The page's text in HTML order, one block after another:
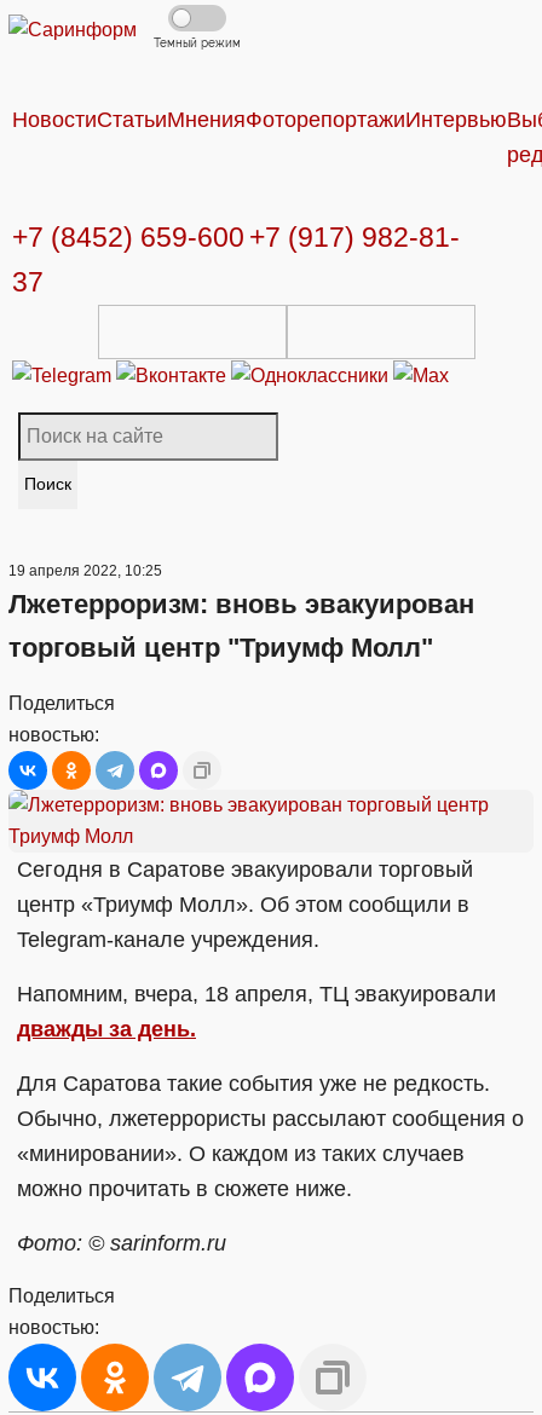
Темный режим
НовостиСтатьиМненияФоторепортажиИнтервью
+7 (8452) 659-600 +7 (917) 982-81-
37
Поиск
19 апреля 2022, 10:25
Лжетерроризм: вновь эвакуирован
торговый центр "Триумф Молл"
Поделиться
новостью:
Сегодня в Саратове эвакуировали торговый
центр «Триумф Молл». Об этом сообщили в
Telegram-канале учреждения.
Напомним, вчера, 18 апреля, ТЦ эвакуировали
дважды за день.
Для Саратова такие события уже не редкость.
Обычно, лжетеррористы рассылают сообщения о
«минировании». О каждом из таких случаев
можно прочитать в сюжете ниже.
Фото: © sarinform.ru
Поделиться
новостью: